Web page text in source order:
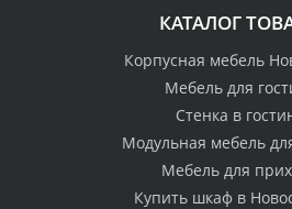
КАТАЛОГ
Корпусная мебель
Мебель для
Стенка в
Модульная мебель
Мебель для
Купить шкаф в